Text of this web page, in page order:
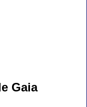
Gaia